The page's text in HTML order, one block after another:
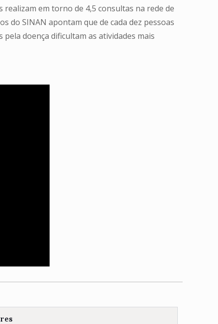
realizam em torno de 4,5 consultas na rede de
do SINAN apontam que de cada dez pessoas
doença dificultam as atividades mais